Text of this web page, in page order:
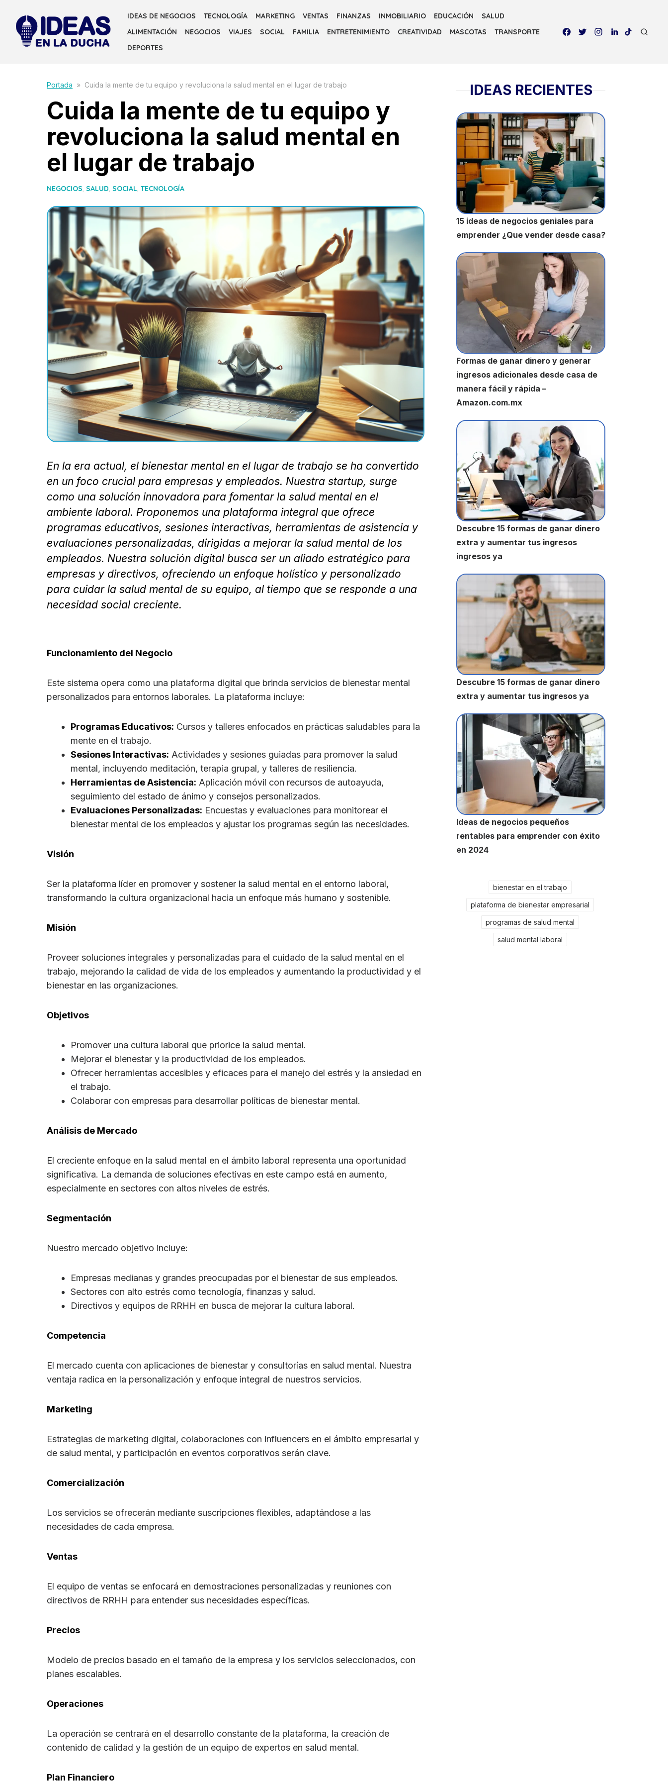
content
IDEAS DE NEGOCIOS TECNOLOGÍA MARKETING VENTAS FINANZAS INMOBILIARIO EDUCACIÓN
SALUD
ALIMENTACIÓN
NEGOCIOS VIAJES SOCIAL FAMILIA ENTRETENIMIENTO CREATIVIDAD MASCOTAS
TRANSPORTE
DEPORTES
Portada » Cuida la mente de tu equipo y revoluciona la salud mental en el lugar de trabajo
Cuida la mente de tu equipo y
revoluciona la salud mental en
el lugar de trabajo
NEGOCIOS, SALUD, SOCIAL, TECNOLOGÍA
En la era actual, el bienestar mental en el lugar de trabajo se ha convertido
en un foco crucial para empresas y empleados. Nuestra startup, surge
como una solución innovadora para fomentar la salud mental en el
ambiente laboral. Proponemos una plataforma integral que ofrece
programas educativos, sesiones interactivas, herramientas de asistencia y
evaluaciones personalizadas, dirigidas a mejorar la salud mental de los
empleados. Nuestra solución digital busca ser un aliado estratégico para
empresas y directivos, ofreciendo un enfoque holístico y personalizado
para cuidar la salud mental de su equipo, al tiempo que se responde a una
necesidad social creciente.
Funcionamiento del Negocio
Este sistema opera como una plataforma digital que brinda servicios de bienestar mental
personalizados para entornos laborales. La plataforma incluye:
Programas Educativos: Cursos y talleres enfocados en prácticas saludables para la
mente en el trabajo.
Sesiones Interactivas: Actividades y sesiones guiadas para promover la salud
mental, incluyendo meditación, terapia grupal, y talleres de resiliencia.
Herramientas de Asistencia: Aplicación móvil con recursos de autoayuda,
seguimiento del estado de ánimo y consejos personalizados.
Evaluaciones Personalizadas: Encuestas y evaluaciones para monitorear el
bienestar mental de los empleados y ajustar los programas según las necesidades.
Visión
Ser la plataforma líder en promover y sostener la salud mental en el entorno laboral,
transformando la cultura organizacional hacia un enfoque más humano y sostenible.
Misión
Proveer soluciones integrales y personalizadas para el cuidado de la salud mental en el
trabajo, mejorando la calidad de vida de los empleados y aumentando la productividad y el
bienestar en las organizaciones.
Objetivos
Promover una cultura laboral que priorice la salud mental.
Mejorar el bienestar y la productividad de los empleados.
Ofrecer herramientas accesibles y eficaces para el manejo del estrés y la ansiedad en
el trabajo.
Colaborar con empresas para desarrollar políticas de bienestar mental.
Análisis de Mercado
El creciente enfoque en la salud mental en el ámbito laboral representa una oportunidad
significativa. La demanda de soluciones efectivas en este campo está en aumento,
especialmente en sectores con altos niveles de estrés.
Segmentación
Nuestro mercado objetivo incluye:
Empresas medianas y grandes preocupadas por el bienestar de sus empleados.
Sectores con alto estrés como tecnología, finanzas y salud.
Directivos y equipos de RRHH en busca de mejorar la cultura laboral.
Competencia
El mercado cuenta con aplicaciones de bienestar y consultorías en salud mental. Nuestra
ventaja radica en la personalización y enfoque integral de nuestros servicios.
Marketing
Estrategias de marketing digital, colaboraciones con influencers en el ámbito empresarial y
de salud mental, y participación en eventos corporativos serán clave.
Comercialización
Los servicios se ofrecerán mediante suscripciones flexibles, adaptándose a las
necesidades de cada empresa.
Ventas
El equipo de ventas se enfocará en demostraciones personalizadas y reuniones con
directivos de RRHH para entender sus necesidades específicas.
Precios
Modelo de precios basado en el tamaño de la empresa y los servicios seleccionados, con
planes escalables.
Operaciones
La operación se centrará en el desarrollo constante de la plataforma, la creación de
contenido de calidad y la gestión de un equipo de expertos en salud mental.
Plan Financiero
IDEAS RECIENTES
15 ideas de negocios geniales para
emprender ¿Que vender desde casa?
Formas de ganar dinero y generar
ingresos adicionales desde casa de
manera fácil y rápida –
Amazon.com.mx
Descubre 15 formas de ganar dinero
extra y aumentar tus ingresos
ingresos ya
Descubre 15 formas de ganar dinero
extra y aumentar tus ingresos ya
Ideas de negocios pequeños
rentables para emprender con éxito
en 2024
bienestar en el trabajo
plataforma de bienestar empresarial
programas de salud mental
salud mental laboral